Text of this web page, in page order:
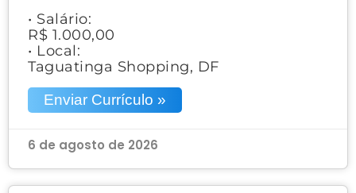
• Salário:
R$ 1.000,00
• Local:
Taguatinga Shopping, DF
Enviar Currículo »
6 de agosto de 2026